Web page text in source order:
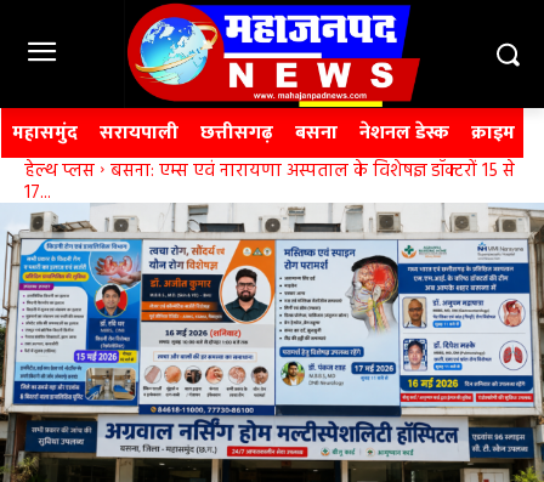
महासमुंद सरायपाली छत्तीसगढ़ बसना नेशनल डेस्क क्राइम
हेल्थ प्लस बसना: एम्स एवं नारायणा अस्पताल के विशेषज्ञ डॉक्टरों 15 से
17...